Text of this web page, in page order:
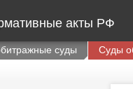
акты РФ
суды Суды